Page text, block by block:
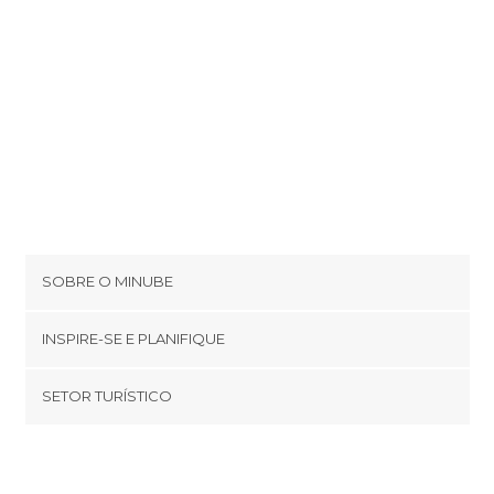
SOBRE O MINUBE
Términos e Condições
INSPIRE-SE E PLANIFIQUE
footer@item_discovertips_anchor
SETOR TURÍSTICO